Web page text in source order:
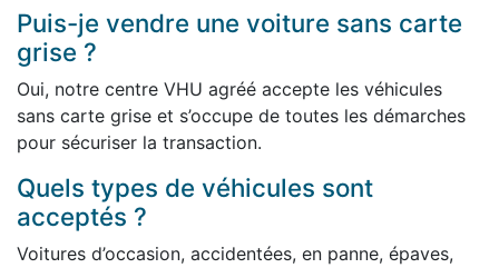
Puis-je vendre une voiture sans carte
grise ?
Oui, notre centre VHU agréé accepte les véhicules
sans carte grise et s’occupe de toutes les démarches
pour sécuriser la transaction.
Quels types de véhicules sont
acceptés ?
Voitures d’occasion, accidentées, en panne, épaves,